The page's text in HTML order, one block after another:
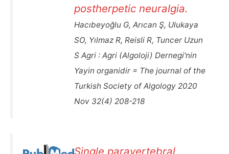
postherpetic neuralgia.
Hacıbeyoğlu G, Arıcan Ş, Ulukaya
SO, Yılmaz R, Reisli R, Tuncer Uzun
S Agri : Agri (Algoloji) Dernegi'nin
Yayin organidir = The journal of the
Turkish Society of Algology 2020
Nov 32(4) 208-218
Single paravertebral